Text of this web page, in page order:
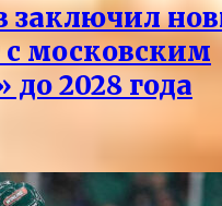
заключил
с московским
2028 года